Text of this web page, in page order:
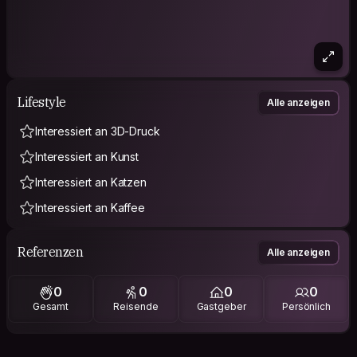
Lifestyle Alle anzeigen
Interessiert an 3D-Druck
Interessiert an Kunst
Interessiert an Katzen
Interessiert an Kaffee
Referenzen Alle anzeigen
0
Gesamt
0
Reisende
0
Gastgeber
0
Persönlich